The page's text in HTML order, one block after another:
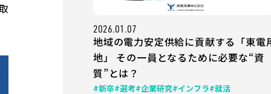
2026.01.07
地域の電力安定供給に貢献する「東電
地」 その一員となるために必要な“資
質”とは？
#新卒#選考#企業研究#インフラ#就活